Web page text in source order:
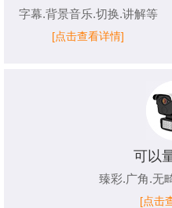
字幕.背景音乐.切换.讲解等
[点击查看详情]
可以
臻彩.广角.无
[点击